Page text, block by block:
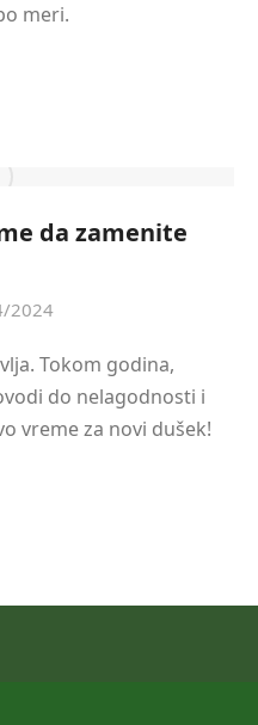
meri.
da zamenite
2024
Tokom godina,
do nelagodnosti i
vreme za novi dušek!